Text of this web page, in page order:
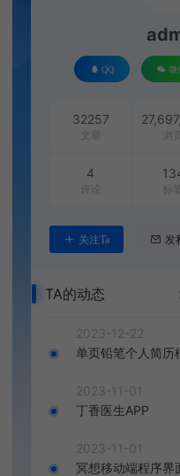
QQ 微
32257
文章 浏览
4
评论 标签
关注Ta 发
TA的动态
2023-12-22
单页铅笔个人简历
2023-11-01
丁香医生APP
2023-11-01
冥想移动端程序界